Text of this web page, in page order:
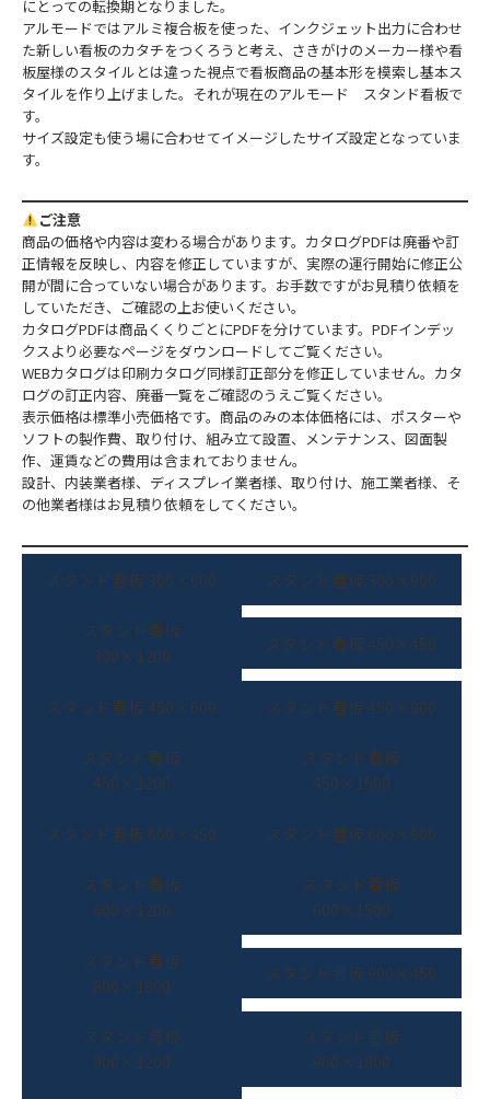
にとっての転換期となりました。
アルモードではアルミ複合板を使った、インクジェット出力に合わせ
た新しい看板のカタチをつくろうと考え、さきがけのメーカー様や看
板屋様のスタイルとは違った視点で看板商品の基本形を模索し基本ス
タイルを作り上げました。それが現在のアルモード スタンド看板で
す。
サイズ設定も使う場に合わせてイメージしたサイズ設定となっていま
す。
ご注意
商品の価格や内容は変わる場合があります。カタログPDFは廃番や訂
正情報を反映し、内容を修正していますが、実際の運行開始に修正公
開が間に合っていない場合があります。お手数ですがお見積り依頼を
していただき、ご確認の上お使いください。
カタログPDFは商品くくりごとにPDFを分けています。PDFインデッ
クスより必要なページをダウンロードしてご覧ください。
WEBカタログは印刷カタログ同様訂正部分を修正していません。カタ
ログの訂正内容、廃番一覧をご確認のうえご覧ください。
表示価格は標準小売価格です。商品のみの本体価格には、ポスターや
ソフトの製作費、取り付け、組み立て設置、メンテナンス、図面製
作、運賃などの費用は含まれておりません。
設計、内装業者様、ディスプレイ業者様、取り付け、施工業者様、そ
の他業者様はお見積り依頼をしてください。
スタンド看板 300×600 スタンド看板 300×900
スタンド看板
300×1200
スタンド看板 450×450
スタンド看板 450×600 スタンド看板 450×900
スタンド看板
450×1200
スタンド看板
450×1500
スタンド看板 600×450 スタンド看板 600×900
スタンド看板
600×1200
スタンド看板
600×1500
スタンド看板
600×1800
スタンド看板 900×450
スタンド看板
900×1200
スタンド看板
900×1800